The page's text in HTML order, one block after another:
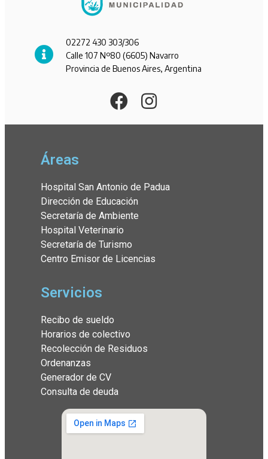
02272 430 303/306
Calle 107 Nº80 (6605) Navarro
Provincia de Buenos Aires, Argentina
Áreas
Hospital San Antonio de Padua
Dirección de Educación
Secretaría de Ambiente
Hospital Veterinario
Secretaría de Turismo
Centro Emisor de Licencias
Servicios
Recibo de sueldo
Horarios de colectivo
Recolección de Residuos
Ordenanzas
Generador de CV
Consulta de deuda